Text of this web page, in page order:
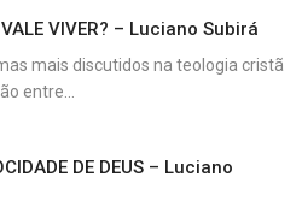
VALE VIVER? – Luciano Subirá
mais discutidos na teologia cristã
entre...
DE DEUS – Luciano